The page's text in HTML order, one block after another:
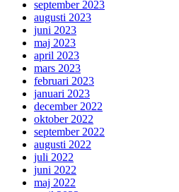
september 2023
augusti 2023
juni 2023
maj 2023
april 2023
mars 2023
februari 2023
januari 2023
december 2022
oktober 2022
september 2022
augusti 2022
juli 2022
juni 2022
maj 2022